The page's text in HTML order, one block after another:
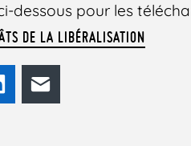
dessous pour les
DE LA LIBÉRALISATION
LinkedIn